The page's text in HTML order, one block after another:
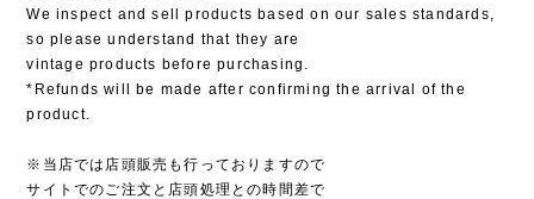
We inspect and sell products based on our sales standards,
so please understand that they are
vintage products before purchasing.
*Refunds will be made after confirming the arrival of the
product.
※当店では店頭販売も行っておりますので
サイトでのご注文と店頭処理との時間差で